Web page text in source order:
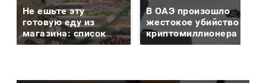
Не ешьте эту
готовую еду из
магазина: список
В ОАЭ произошло
жестокое убийство
криптомиллионера